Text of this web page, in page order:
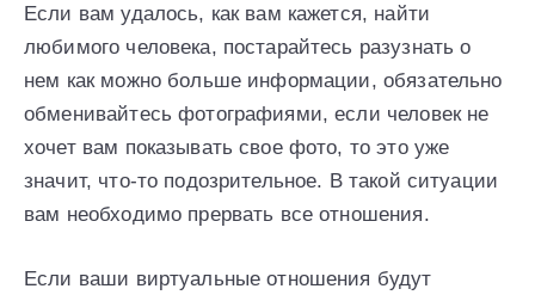
Если вам удалось, как вам кажется, найти
любимого человека, постарайтесь разузнать о
нем как можно больше информации, обязательно
обменивайтесь фотографиями, если человек не
хочет вам показывать свое фото, то это уже
значит, что-то подозрительное. В такой ситуации
вам необходимо прервать все отношения.
Если ваши виртуальные отношения будут